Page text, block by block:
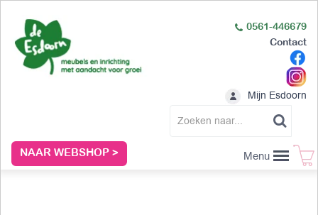
NAAR WEBSHOP >
0561-446679
Contact
Mijn Esdoorn
Menu